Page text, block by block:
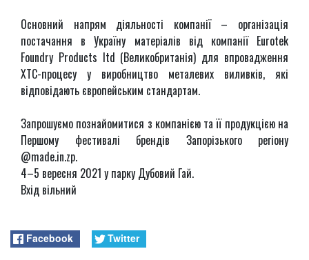
Основний напрям діяльності компанії – організація
постачання в Україну матеріалів від компанії Eurotek
Foundry Products ltd (Великобританія) для впровадження
ХТС-процесу у виробництво металевих виливків, які
відповідають європейським стандартам.
Запрошуємо познайомитися з компанією та її продукцією на
Першому фестивалі брендів Запорізького регіону
@made.in.zp.
4–5 вересня 2021 у парку Дубовий Гай.
Вхід вільний
Facebook Twitter